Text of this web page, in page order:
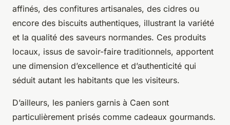
affinés, des confitures artisanales, des cidres ou
encore des biscuits authentiques, illustrant la variété
et la qualité des saveurs normandes. Ces produits
locaux, issus de savoir-faire traditionnels, apportent
une dimension d’excellence et d’authenticité qui
séduit autant les habitants que les visiteurs.
D’ailleurs, les paniers garnis à Caen sont
particulièrement prisés comme cadeaux gourmands.